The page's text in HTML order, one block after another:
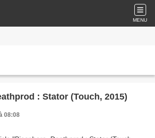
MENU
: Stator (Touch, 2015)
08:08